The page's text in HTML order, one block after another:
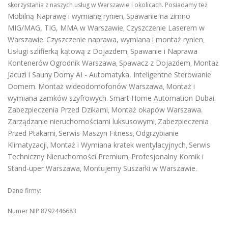
skorzystania z naszych usług w Warszawie i okolicach. Posiadamy też
Mobilną Naprawę i wymianę rynien, Spawanie na zimno
MIG/MAG, TIG, MMA w Warszawie, Czyszczenie Laserem w
Warszawie. Czyszczenie naprawa, wymiana i montaż rynien,
Usługi szlifierką kątową z Dojazdem, Spawanie i Naprawa
Kontenerów Ogrodnik Warszawa, Spawacz z Dojazdem, Montaż
Jacuzi i Sauny Domy AI - Automatyka, Inteligentne Sterowanie
Domem. Montaż wideodomofonów Warszawa, Montaż i
wymiana zamków szyfrowych. Smart Home Automation Dubai.
Zabezpieczenia Przed Dzikami, Montaż okapów Warszawa.
Zarządzanie nieruchomościami luksusowymi, Zabezpieczenia
Przed Ptakami, Serwis Maszyn Fitness, Odgrzybianie
Klimatyzacji, Montaż i Wymiana kratek wentylacyjnych, Serwis
Techniczny Nieruchomości Premium, Profesjonalny Komik i
Stand-uper Warszawa, Montujemy Suszarki w Warszawie.
Dane firmy:
Numer NIP 8792446683